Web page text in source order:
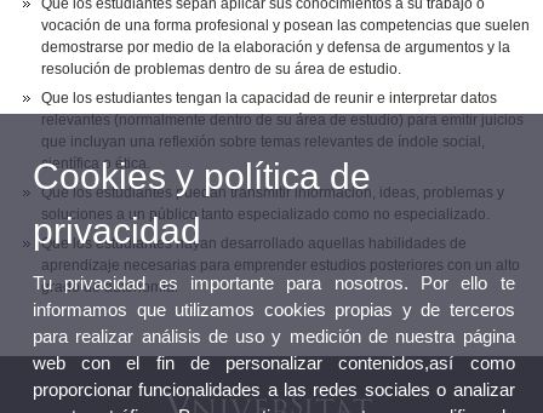
vocación de una forma profesional y posean las competencias que suelen
demostrarse por medio de la elaboración y defensa de argumentos y la
resolución de problemas dentro de su área de estudio.
Que los estudiantes tengan la capacidad de reunir e interpretar datos
relevantes (normalmente dentro de su área de estudio) para emitir juicios
que incluyan una reflexión sobre temas relevantes de índole social,
científica o ética.
Que los estudiantes puedan transmitir información, ideas, problemas y
soluciones a un público tanto especializado como no especializado.
Que los estudiantes hayan desarrollado aquellas habilidades de
aprendizaje necesarias para emprender estudios posteriores con un alto
grado de autonomía.
Cookies y política de
privacidad
Tu privacidad es importante para nosotros. Por ello te
informamos que utilizamos cookies propias y de terceros
para realizar análisis de uso y medición de nuestra página
web con el fin de personalizar contenidos,así como
proporcionar funcionalidades a las redes sociales o analizar